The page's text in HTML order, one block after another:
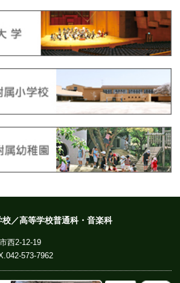
／高等学校普通科・音楽科
西2-12-19
573-7962